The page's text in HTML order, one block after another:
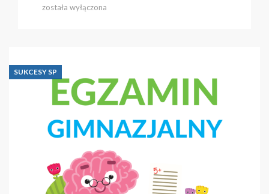
uzdolnionych
2019-
20”
została wyłączona
SUKCESY SP